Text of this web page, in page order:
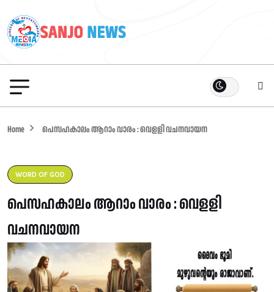
Home പെസഹകാലം ആറാം വാരം : വെളളി വചനവായന
WORD OF GOD
പെസഹകാലം ആറാം വാരം : വെളളി
വചനവായന